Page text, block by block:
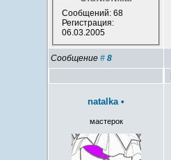
Сообщений: 68
Регистрация:
06.03.2005
Сообщение#8
natalka •
мастерок